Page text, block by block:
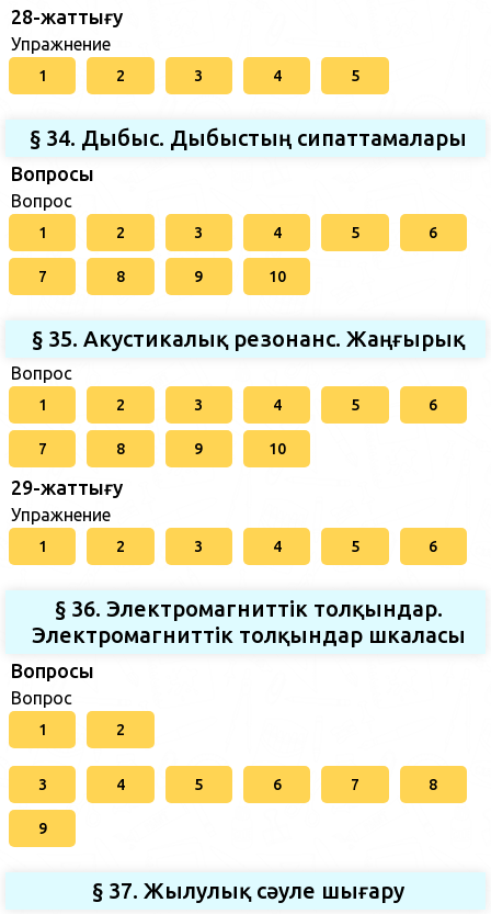
28-жаттығу
Упражнение
1 2 3 4 5
§ 34. Дыбыс. Дыбыстың сипаттамалары
Вопросы
Вопрос
1 2 3 4 5 6
7 8 9 10
§ 35. Акустикалық резонанс. Жаңғырық
Вопрос
1 2 3 4 5 6
7 8 9 10
29-жаттығу
Упражнение
1 2 3 4 5 6
§ 36. Электромагниттік толқындар.
Электромагниттік толқындар шкаласы
Вопросы
Вопрос
1 2
3 4 5 6 7 8
9
§ 37. Жылулық сәуле шығару